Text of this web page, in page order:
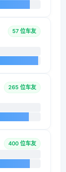
57 位车友
265 位车友
400 位车友